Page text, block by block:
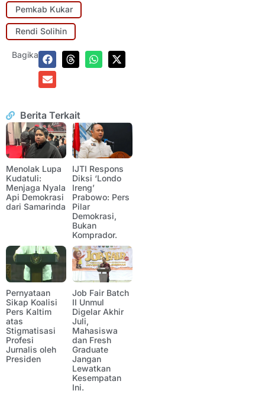
Pemkab Kukar
Rendi Solihin
Bagikan:
Berita Terkait
Menolak Lupa
Kudatuli:
Menjaga Nyala
Api Demokrasi
dari Samarinda
IJTI Respons
Diksi ‘Londo
Ireng’
Prabowo: Pers
Pilar
Demokrasi,
Bukan
Komprador.
Pernyataan
Sikap Koalisi
Pers Kaltim
atas
Stigmatisasi
Profesi
Jurnalis oleh
Presiden
Job Fair Batch
II Unmul
Digelar Akhir
Juli,
Mahasiswa
dan Fresh
Graduate
Jangan
Lewatkan
Kesempatan
Ini.